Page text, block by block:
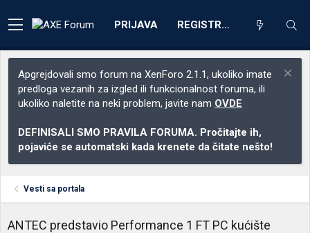
PRIJAVA REGISTRACIJA
Apgrejdovali smo forum na XenForo 2.1.1, ukoliko imate
predloga vezanih za izgled ili funkcionalnost foruma, ili
ukoliko naletite na neki problem, javite nam OVDE
DEFINISALI SMO PRAVILA FORUMA. Pročitajte ih,
pojaviće se automatski kada krenete da čitate nešto!
Vesti sa portala
ANTEC predstavio Performance 1 FT PC kućište